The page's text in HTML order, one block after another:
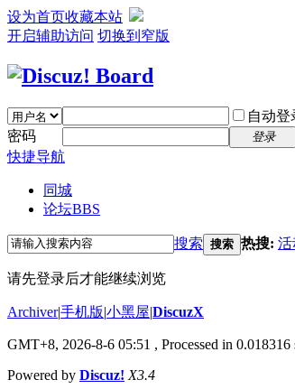
设为首页收藏本站
开启辅助访问 切换到窄版
自动登
密码
登录
快捷导航
同城
论坛BBS
搜索 搜索 热搜: 活
请先登录后才能继续浏览
Archiver|手机版|小黑屋|DiscuzX
GMT+8, 2026-8-6 05:51 , Processed in 0.018316
Powered by Discuz! X3.4